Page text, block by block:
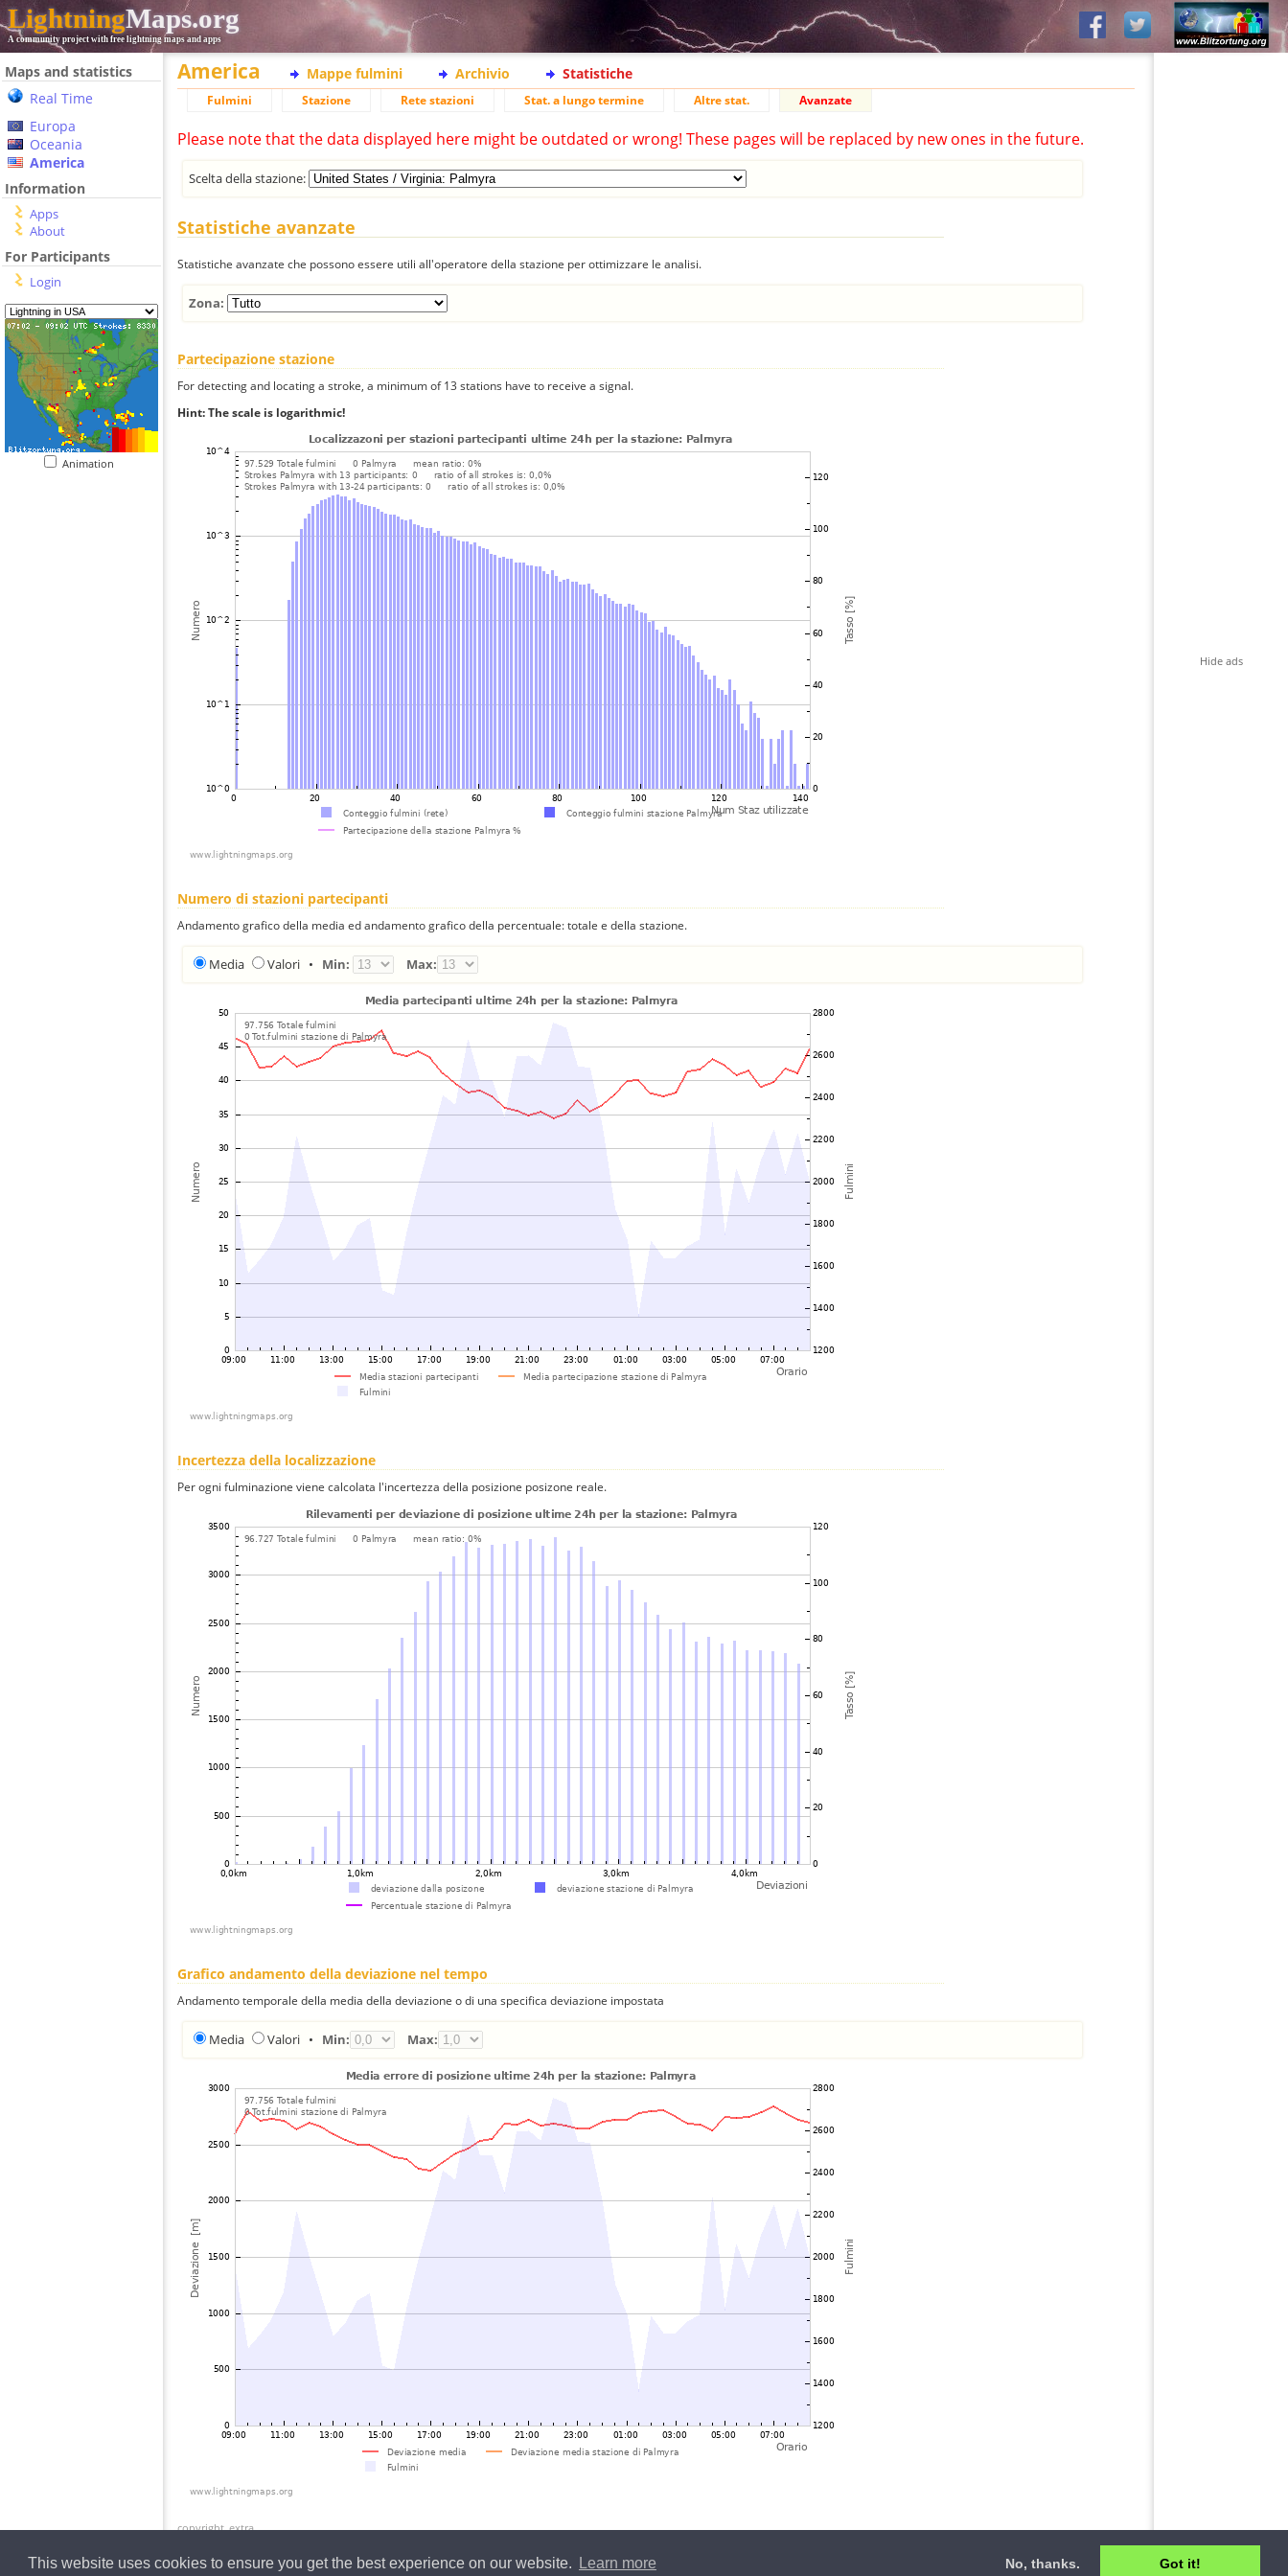
This website uses cookies to ensure you get the best experience on our website. Learn more No, thanks. Got it!
LightningMaps.org
A community project with free lightning maps and apps
Maps and statistics
Real Time
Europa
Oceania
America
Information
Apps
About
For Participants
Login
Animation
America Mappe fulmini Archivio Statistiche
Fulmini Stazione Rete stazioni Stat. a lungo termine Altre stat. Avanzate
Please note that the data displayed here might be outdated or wrong! These pages will be replaced by new ones in the future.
Scelta della stazione:
Statistiche avanzate
Statistiche avanzate che possono essere utili all'operatore della stazione per ottimizzare le analisi.
Zona:
Partecipazione stazione
For detecting and locating a stroke, a minimum of 13 stations have to receive a signal.
Hint: The scale is logarithmic!
Numero di stazioni partecipanti
Andamento grafico della media ed andamento grafico della percentuale: totale e della stazione.
Media Valori • Min: Max:
Incertezza della localizzazione
Per ogni fulminazione viene calcolata l'incertezza della posizione posizone reale.
Grafico andamento della deviazione nel tempo
Andamento temporale della media della deviazione o di una specifica deviazione impostata
Media Valori • Min: Max:
copyright_extra
Hide ads